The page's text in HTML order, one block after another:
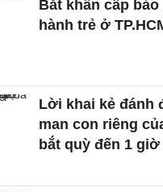
Bắt khẩn cấp bảo
hành trẻ ở
Lời khai kẻ đánh
man con riêng
bắt quỳ đến 1 giờ